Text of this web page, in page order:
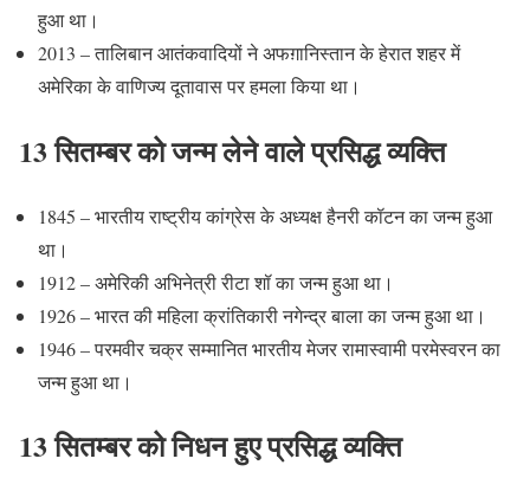
हुआ था।
2013 – तालिबान आतंकवादियों ने अफग़ानिस्तान के हेरात शहर में
अमेरिका के वाणिज्य दूतावास पर हमला किया था।
13 सितम्बर को जन्म लेने वाले प्रसिद्ध व्यक्ति
1845 – भारतीय राष्ट्रीय कांग्रेस के अध्यक्ष हैनरी कॉटन का जन्म हुआ
था।
1912 – अमेरिकी अभिनेत्री रीटा शॉ का जन्म हुआ था।
1926 – भारत की महिला क्रांतिकारी नगेन्द्र बाला का जन्म हुआ था।
1946 – परमवीर चक्र सम्मानित भारतीय मेजर रामास्वामी परमेस्वरन का
जन्म हुआ था।
13 सितम्बर को निधन हुए प्रसिद्ध व्यक्ति